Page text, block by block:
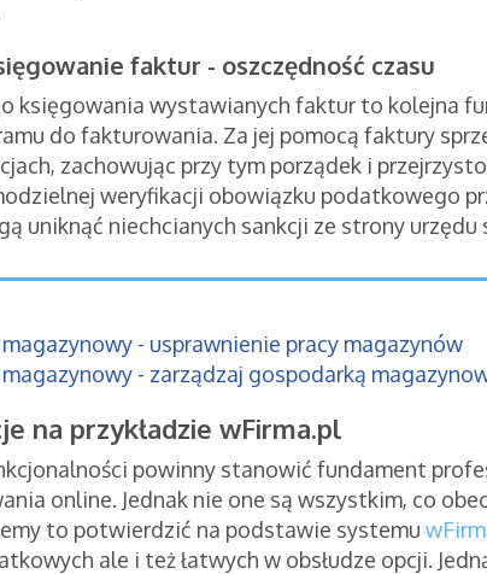
faktur - oszczędność czasu
księgowania wystawianych faktur to kolejna
do fakturowania. Za jej pomocą faktury
zachowując przy tym porządek i
weryfikacji obowiązku podatkowego
uniknąć niechcianych sankcji ze strony urzędu
- usprawnienie pracy magazynów
- zarządzaj gospodarką
na przykładzie wFirma.pl
powinny stanowić fundament
online. Jednak nie one są wszystkim, co
to potwierdzić na podstawie systemu
ale i też łatwych w obsłudze opcji.